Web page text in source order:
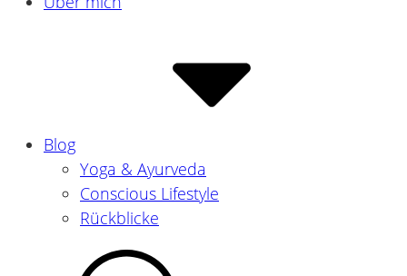
Blog
Yoga & Ayurveda
Conscious Lifestyle
Rückblicke